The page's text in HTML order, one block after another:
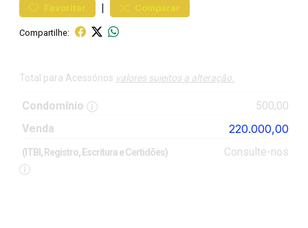
Favoritar | Comparar
Compartilhe:
Total para Acessórios valores sujeitos a alteração.
Condomínio
500,00
Venda
220.000,00
(ITBI, Registro, Escritura e Certidões) Consulte-nos